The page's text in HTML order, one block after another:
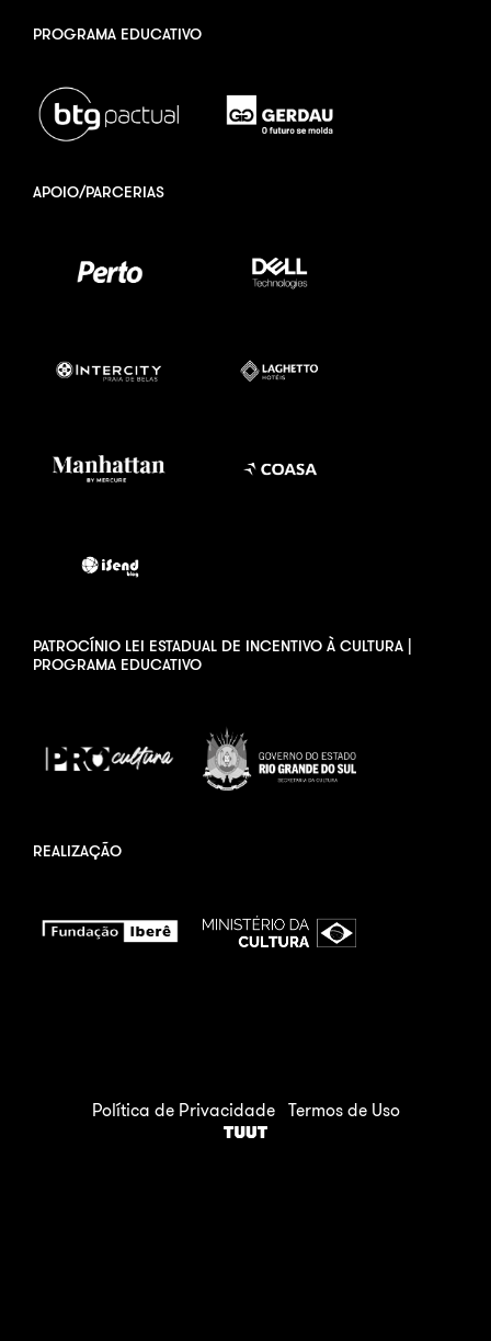
PROGRAMA EDUCATIVO
APOIO/PARCERIAS
PATROCÍNIO LEI ESTADUAL DE INCENTIVO À CULTURA |
PROGRAMA EDUCATIVO
REALIZAÇÃO
Política de Privacidade Termos de Uso